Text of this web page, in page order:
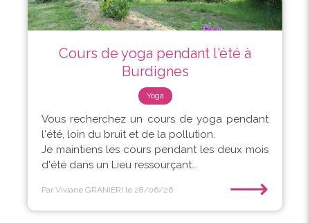
Cours de yoga pendant l'été à
Burdignes
Yoga
Vous recherchez un cours de yoga pendant
l'été, loin du bruit et de la pollution.
Je maintiens les cours pendant les deux mois
d'été dans un Lieu ressourçant...
Par Viviane GRANIERI le 28/06/26 ⟶